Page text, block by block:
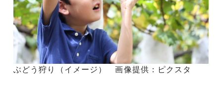
ぶどう狩り（イメージ） 画像提供：ピクスタ